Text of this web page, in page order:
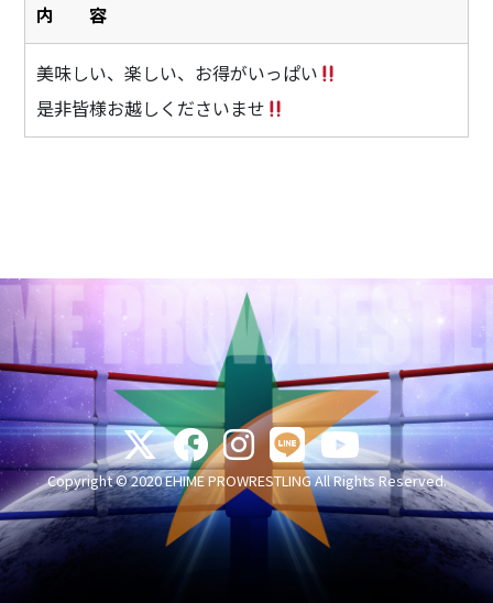
内 容
美味しい、楽しい、お得がいっぱい
是非皆様お越しくださいませ
Copyright © 2020 EHIME PROWRESTLING All Rights Reserved.